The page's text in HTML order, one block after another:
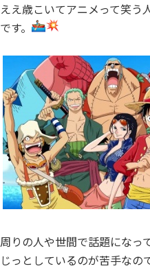
ええ歳こいてアニメって笑う
です。
周りの人や世間で話題になっ
じっとしているのが苦手なの